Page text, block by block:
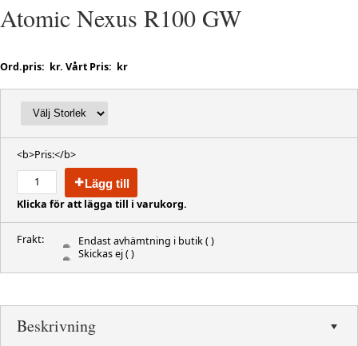
Atomic Nexus R100 GW
Ord.pris: kr. Vårt Pris: kr
<b>Pris:</b>
Lägg till
Klicka för att lägga till i varukorg.
Frakt: Endast avhämtning i butik( )
Skickas ej( )
Beskrivning